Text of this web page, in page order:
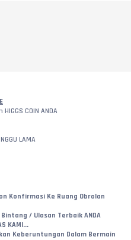
COIN ANDA
LAMA
Konfirmasi Ke Ruang Obrolan
/ Ulasan Terbaik ANDA
KAMI...
Keberuntungan Dalam Bermain